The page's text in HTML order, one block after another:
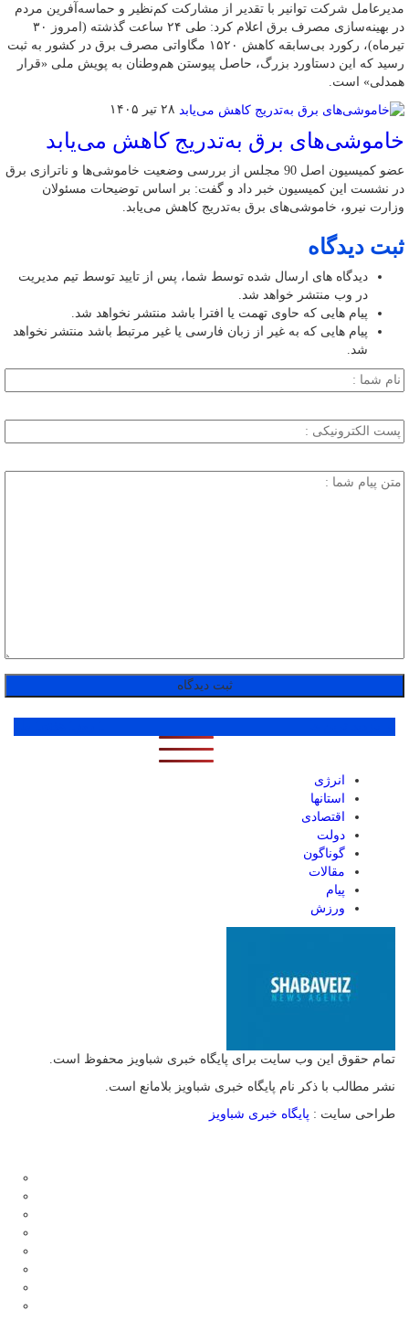
مدیرعامل شرکت توانیر با تقدیر از مشارکت کم‌نظیر و حماسه‌آفرین مردم
در بهینه‌سازی مصرف برق اعلام کرد: طی ۲۴ ساعت گذشته (امروز ۳۰
تیرماه)، رکورد بی‌سابقه کاهش ۱۵۲۰ مگاواتی مصرف برق در کشور به ثبت
رسید که این دستاورد بزرگ، حاصل پیوستن هم‌وطنان به پویش ملی «قرار
همدلی» است.
۲۸ تیر ۱۴۰۵
خاموشی‌های برق به‌تدریج کاهش می‌یابد
عضو کمیسیون اصل 90 مجلس از بررسی وضعیت خاموشی‌ها و ناترازی برق
در نشست این کمیسیون خبر داد و گفت: بر اساس توضیحات مسئولان
وزارت نیرو، خاموشی‌های برق به‌تدریج کاهش می‌یابد.
ثبت دیدگاه
دیدگاه های ارسال شده توسط شما، پس از تایید توسط تیم مدیریت
در وب منتشر خواهد شد.
پیام هایی که حاوی تهمت یا افترا باشد منتشر نخواهد شد.
پیام هایی که به غیر از زبان فارسی یا غیر مرتبط باشد منتشر نخواهد
شد.
انرژی
استانها
اقتصادی
دولت
گوناگون
مقالات
پیام
ورزش
تمام حقوق این وب سایت برای پایگاه خبری شباویز محفوظ است.
نشر مطالب با ذکر نام پایگاه خبری شباویز بلامانع است.
طراحی سایت : پایگاه خبری شباویز